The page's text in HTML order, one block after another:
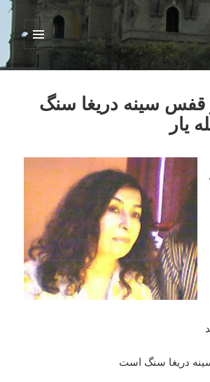
فهرست
ابزارک‌ها
سينه دريغا سنگ
یار
دريغا سنگ است